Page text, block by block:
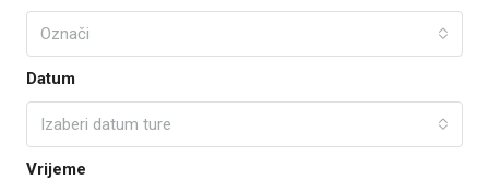
Označi
Datum
Izaberi datum ture
Vrijeme